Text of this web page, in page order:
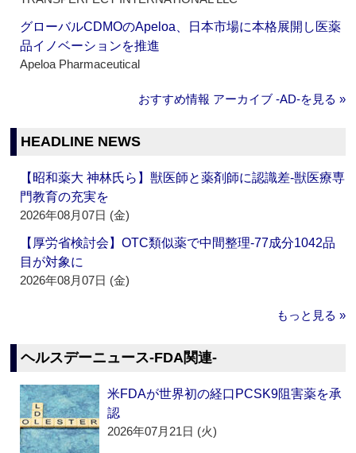
グローバルCDMOのApeloa、日本市場に本格展開し医薬
品イノベーションを推進
Apeloa Pharmaceutical
おすすめ情報 アーカイブ ‐AD‐を見る »
HEADLINE NEWS
【昭和薬大 神林氏ら】獣医師と薬剤師に認識差‐獣医療専
門教育の充実を
2026年08月07日 (金)
【厚労省検討会】OTC類似薬で中間整理‐77成分1042品
目が対象に
2026年08月07日 (金)
もっと見る »
ヘルスデーニュース‐FDA関連‐
米FDAが世界初の経口PCSK9阻害薬を承
認
2026年07月21日 (火)